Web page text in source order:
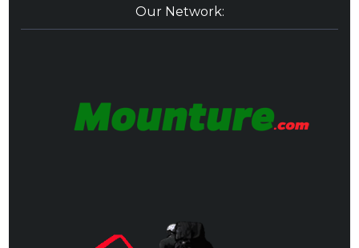
Our Network: